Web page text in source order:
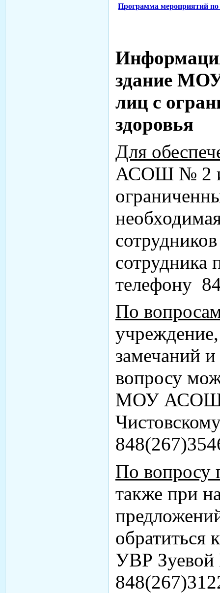
Программа мероприятий по
здание
лиц с
здоровья
Для
АСОШ № 2
сотрудника
телефону
По
замечаний
вопросу
МОУ
По вопросу
также при
обратиться
УВР Зуевой